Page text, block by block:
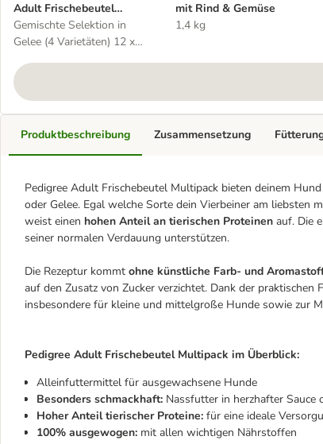
Adult Frischebeutel
Multipack
Gemischte Selektion in
Gelee (4 Varietäten) 12 x
mit Rind & Gemüse
1,4 kg
Produktbeschreibung
Pedigree Adult Frischebeutel Multipack bieten deinem
oder Gelee. Egal welche Sorte dein Vierbeiner am liebsten
weist einen hohen Anteil an tierischen Proteinen auf. Die
seiner normalen Verdauung unterstützen.
Die Rezeptur kommt ohne künstliche Farb- und
auf den Zusatz von Zucker verzichtet. Dank der
insbesondere für kleine und mittelgroße Hunde sowie zur
Pedigree Adult Frischebeutel Multipack im Überblick:
Alleinfuttermittel für ausgewachsene Hunde
Besonders schmackhaft: Nassfutter in herzhafter Sauce
Hoher Anteil tierischer Proteine: für eine ideale
100% ausgewogen: mit allen wichtigen Nährstoffen
Zusammensetzung